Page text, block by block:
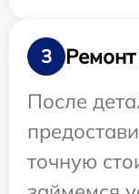
3
После
точную